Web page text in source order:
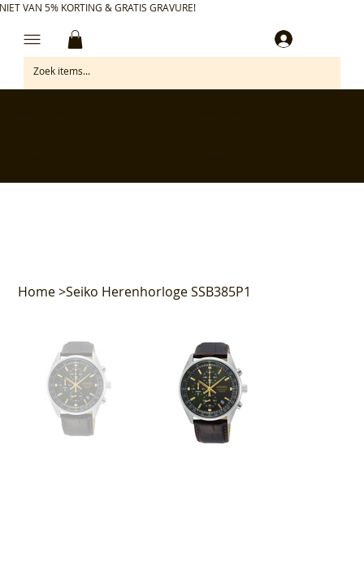
VAN 5% KORTING & GRATIS GRAVURE!
Home>Seiko Herenhorloge SSB385P1